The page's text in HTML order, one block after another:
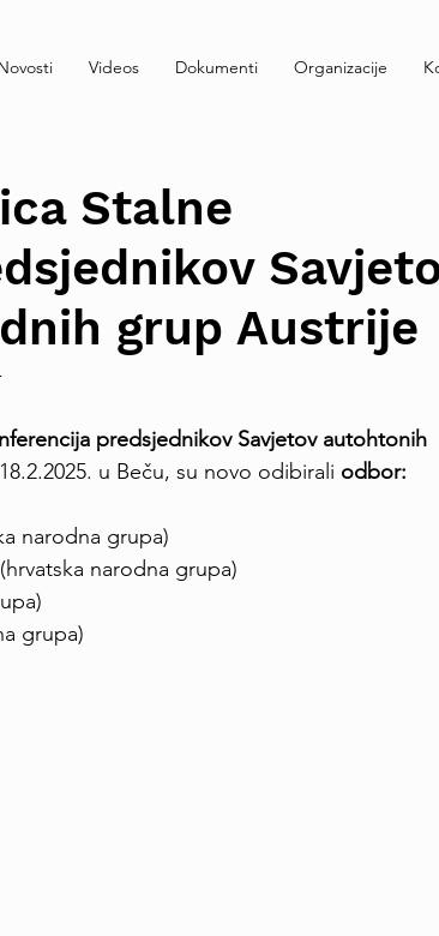
Videos Dokumenti Organizacije
Stalne
grup Austrije
predsjednikov Savjetov autohtonih
18.2.2025. u Beču, su novo odibirali odbor:
narodna grupa)
narodna grupa)
grupa)